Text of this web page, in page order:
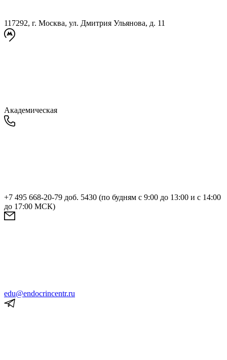
117292, г. Москва, ул. Дмитрия Ульянова, д. 11
Академическая
+7 495 668-20-79 доб. 5430 (по будням с 9:00 до 13:00 и с 14:00
до 17:00 МСК)
edu@endocrincentr.ru